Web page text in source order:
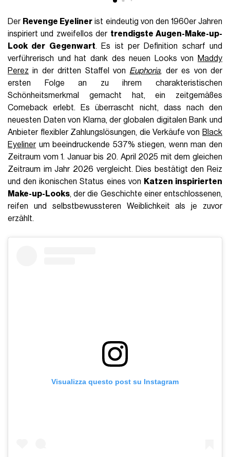
Der Revenge Eyeliner ist eindeutig von den 1960er Jahren
inspiriert und zweifellos der trendigste Augen-Make-up-
Look der Gegenwart. Es ist per Definition scharf und
verführerisch und hat dank des neuen Looks von
Maddy
Perez in der dritten Staffel von Euphoria, der es von der
ersten Folge an zu ihrem charakteristischen
Schönheitsmerkmal gemacht hat, ein zeitgemäßes
Comeback erlebt. Es überrascht nicht, dass nach den
neuesten Daten von Klarna, der globalen digitalen Bank und
Anbieter flexibler Zahlungslösungen, die Verkäufe von Black
Eyelinerum beeindruckende 537% stiegen, wenn man den
Zeitraum vom 1. Januar bis 20. April 2025 mit dem gleichen
Zeitraum im Jahr 2026 vergleicht. Dies bestätigt den Reiz
und den ikonischen Status eines von Katzen inspirierten
Make-up-Looks, der die Geschichte einer entschlossenen,
reifen und selbstbewussteren Weiblichkeit als je zuvor
erzählt.
Visualizza questo post su Instagram